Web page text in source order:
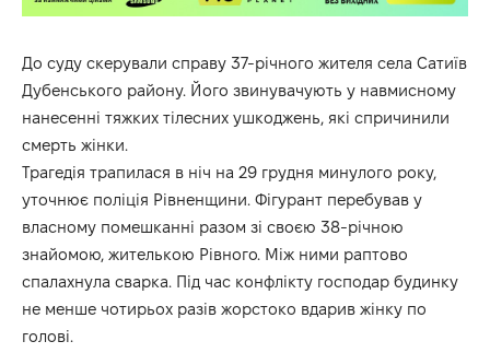
До суду скерували справу 37-річного жителя села Сатиїв
Дубенського району. Його звинувачують у навмисному
нанесенні тяжких тілесних ушкоджень, які спричинили
смерть жінки.
Трагедія трапилася в ніч на 29 грудня минулого року,
уточнює поліція Рівненщини. Фігурант перебував у
власному помешканні разом зі своєю 38-річною
знайомою, жителькою Рівного. Між ними раптово
спалахнула сварка. Під час конфлікту господар будинку
не менше чотирьох разів жорстоко вдарив жінку по
голові.